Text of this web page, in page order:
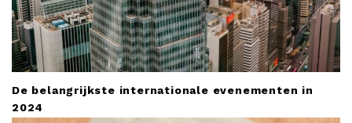
De belangrijkste internationale evenementen in
2024